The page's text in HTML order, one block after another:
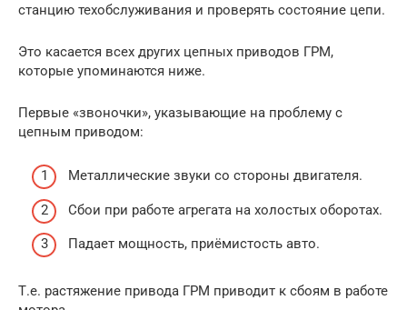
станцию техобслуживания и проверять состояние цепи.
Это касается всех других цепных приводов ГРМ,
которые упоминаются ниже.
Первые «звоночки», указывающие на проблему с
цепным приводом:
Металлические звуки со стороны двигателя.
Сбои при работе агрегата на холостых оборотах.
Падает мощность, приёмистость авто.
Т.е. растяжение привода ГРМ приводит к сбоям в работе